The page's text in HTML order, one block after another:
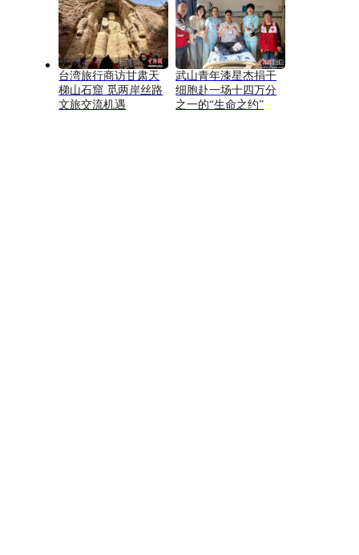
台湾旅行商访甘肃天
梯山石窟 觅两岸丝路
文旅交流机遇
武山青年漆星杰捐干
细胞赴一场十四万分
之一的“生命之约”